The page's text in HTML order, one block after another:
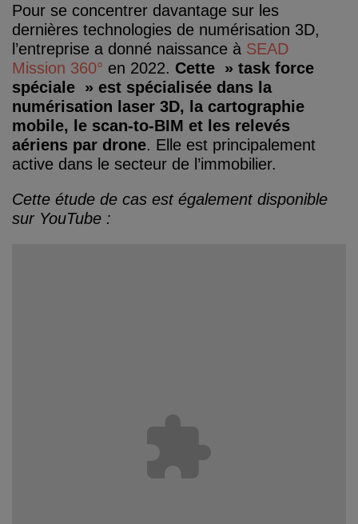
Pour se concentrer davantage sur les
dernières technologies de numérisation 3D,
l’entreprise a donné naissance à SEAD
Mission 360° en 2022. Cette » task force
spéciale » est spécialisée dans la
numérisation laser 3D, la cartographie
mobile, le scan-to-BIM et les relevés
aériens par drone. Elle est principalement
active dans le secteur de l’immobilier.
Cette étude de cas est également disponible
sur YouTube :